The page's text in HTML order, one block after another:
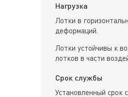
Нагрузка
Лотки в
деформаций.
Лотки устойчивы к
лотков в части
Срок службы
Установленный срок